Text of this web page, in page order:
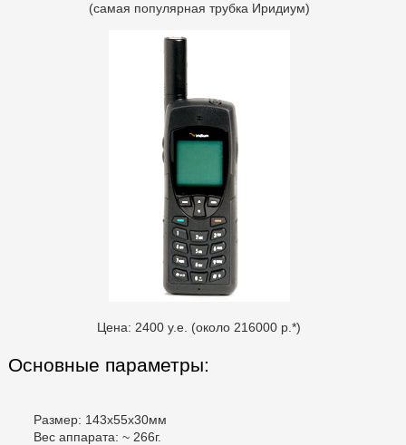
(самая популярная трубка Иридиум)
Цена: 2400 у.е. (около 216000 р.*)
Основные параметры:
Размер: 143x55x30мм
Вес аппарата: ~ 266г.